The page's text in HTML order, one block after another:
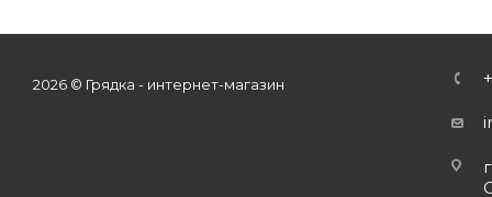
2026 © Грядка - интернет-магазин